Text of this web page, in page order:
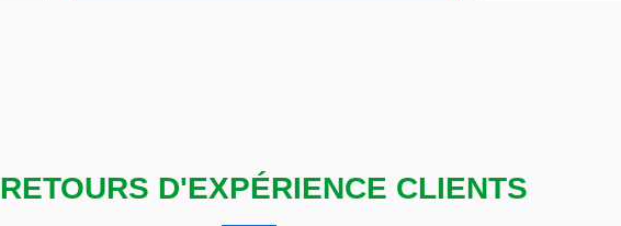
RETOURS D'EXPÉRIENCE CLIENTS